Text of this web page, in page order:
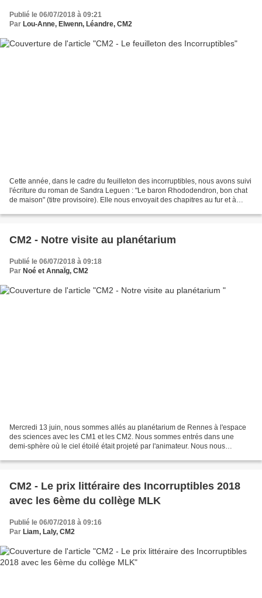
Publié le 06/07/2018 à 09:21
Par Lou-Anne, Elwenn, Léandre, CM2
Cette année, dans le cadre du feuilleton des incorruptibles, nous avons suivi
l'écriture du roman de Sandra Leguen : "Le baron Rhododendron, bon chat
de maison" (titre provisoire). Elle nous envoyait des chapitres au fur et à
CM2 - Notre visite au planétarium
Publié le 06/07/2018 à 09:18
Par Noé et AnnaÏg, CM2
Mercredi 13 juin, nous sommes allés au planétarium de Rennes à l'espace
des sciences avec les CM1 et les CM2. Nous sommes entrés dans une
demi-sphère où le ciel étoilé était projeté par l'animateur. Nous nous
CM2 - Le prix littéraire des Incorruptibles 2018
avec les 6ème du collège MLK
Publié le 06/07/2018 à 09:16
Par Liam, Laly, CM2